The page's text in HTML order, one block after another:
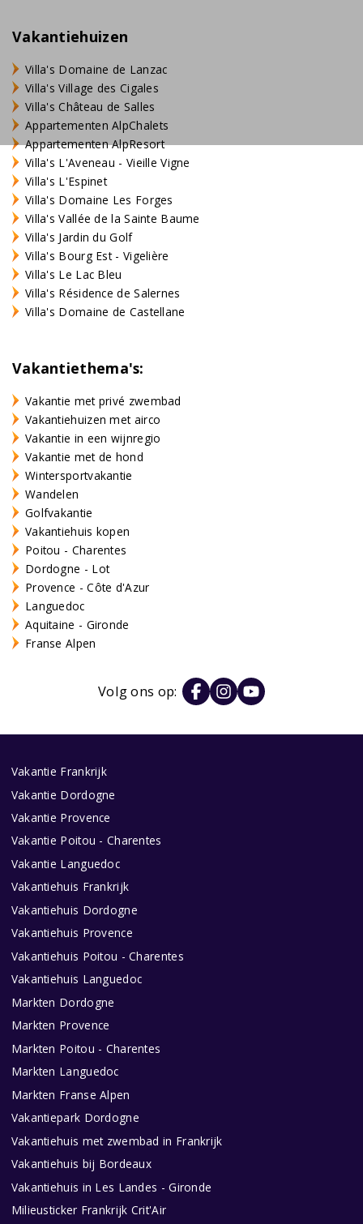
Vakantiehuizen
Villa's Domaine de Lanzac
Villa's Village des Cigales
Villa's Château de Salles
Appartementen AlpChalets
Appartementen AlpResort
Villa's L'Aveneau - Vieille Vigne
Villa's L'Espinet
Villa's Domaine Les Forges
Villa's Vallée de la Sainte Baume
Villa's Jardin du Golf
Villa's Bourg Est - Vigelière
Villa's Le Lac Bleu
Villa's Résidence de Salernes
Villa's Domaine de Castellane
Vakantiethema's:
Vakantie met privé zwembad
Vakantiehuizen met airco
Vakantie in een wijnregio
Vakantie met de hond
Wintersportvakantie
Wandelen
Golfvakantie
Vakantiehuis kopen
Poitou - Charentes
Dordogne - Lot
Provence - Côte d'Azur
Languedoc
Aquitaine - Gironde
Franse Alpen
Volg ons op:
Vakantie Frankrijk
Vakantie Dordogne
Vakantie Provence
Vakantie Poitou - Charentes
Vakantie Languedoc
Vakantiehuis Frankrijk
Vakantiehuis Dordogne
Vakantiehuis Provence
Vakantiehuis Poitou - Charentes
Vakantiehuis Languedoc
Markten Dordogne
Markten Provence
Markten Poitou - Charentes
Markten Languedoc
Markten Franse Alpen
Vakantiepark Dordogne
Vakantiehuis met zwembad in Frankrijk
Vakantiehuis bij Bordeaux
Vakantiehuis in Les Landes - Gironde
Milieusticker Frankrijk Crit'Air